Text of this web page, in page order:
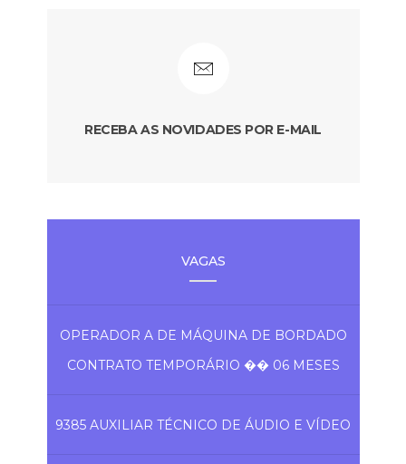
RECEBA AS NOVIDADES POR E-MAIL
VAGAS
OPERADOR A DE MÁQUINA DE BORDADO
CONTRATO TEMPORÁRIO �� 06 MESES
9385 AUXILIAR TÉCNICO DE ÁUDIO E VÍDEO